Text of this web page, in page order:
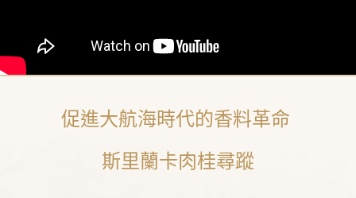
促進大航海時代的香料革命
斯里蘭卡肉桂尋蹤